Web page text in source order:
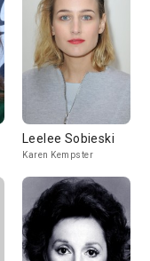
Leelee Sobieski
Karen Kempster